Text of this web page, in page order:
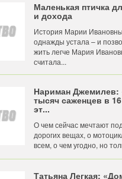
Маленькая птичка
и дохода
История Марии
однажды устала – и
жить легче Мария
считала...
Нариман Джемилев:
тысяч саженцев в
эт...
О чем сейчас мечтают
дорогих вещах, о
всем, о чем угодно, но
Татьяна Легкая: